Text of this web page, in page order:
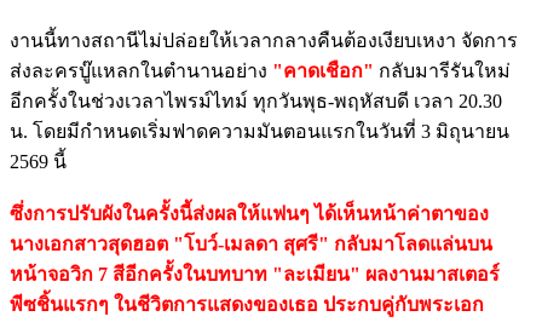
งานนี้ทางสถานีไม่ปล่อยให้เวลากลางคืนต้องเงียบเหงา จัดการ
ส่งละครบู๊แหลกในตำนานอย่าง "คาดเชือก" กลับมารีรันใหม่
อีกครั้งในช่วงเวลาไพรม์ไทม์ ทุกวันพุธ-พฤหัสบดี เวลา 20.30
น. โดยมีกำหนดเริ่มฟาดความมันตอนแรกในวันที่ 3 มิถุนายน
2569 นี้
ซึ่งการปรับผังในครั้งนี้ส่งผลให้แฟนๆ ได้เห็นหน้าค่าตาของ
นางเอกสาวสุดฮอต "โบว์-เมลดา สุศรี" กลับมาโลดแล่นบน
หน้าจอวิก 7 สีอีกครั้งในบทบาท "ละเมียน" ผลงานมาสเตอร์
พีซชิ้นแรกๆ ในชีวิตการแสดงของเธอ ประกบคู่กับพระเอก